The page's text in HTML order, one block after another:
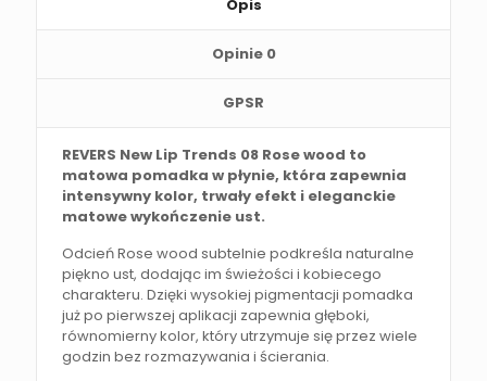
Opis
Opinie 0
GPSR
REVERS New Lip Trends 08 Rose wood to
matowa pomadka w płynie, która zapewnia
intensywny kolor, trwały efekt i eleganckie
matowe wykończenie ust.
Odcień Rose wood subtelnie podkreśla naturalne
piękno ust, dodając im świeżości i kobiecego
charakteru. Dzięki wysokiej pigmentacji pomadka
już po pierwszej aplikacji zapewnia głęboki,
równomierny kolor, który utrzymuje się przez wiele
godzin bez rozmazywania i ścierania.